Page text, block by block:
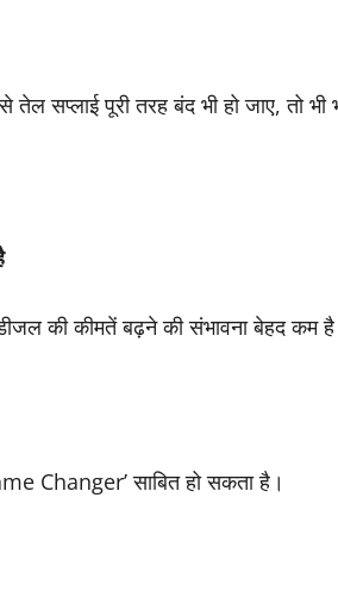
तेल सप्लाई पूरी तरह बंद भी हो जाए, तो भी
की कीमतें बढ़ने की संभावना बेहद कम
Changer’ साबित हो सकता है।